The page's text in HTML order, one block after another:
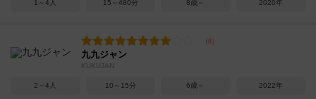
1～4人 15～480分 8歳～ 2020年
九九ジャン
KUKUJAN
2～4人 10～15分 6歳～ 2022年